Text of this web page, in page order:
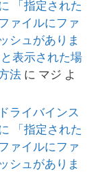
「指定された
ァイルにファ
シュがありま
表示された場
法 に マジ よ
ライバインス
「指定された
ァイルにファ
シュがありま